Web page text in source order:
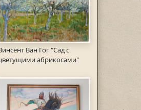
Ван Гог "Сад с
абрикосами"